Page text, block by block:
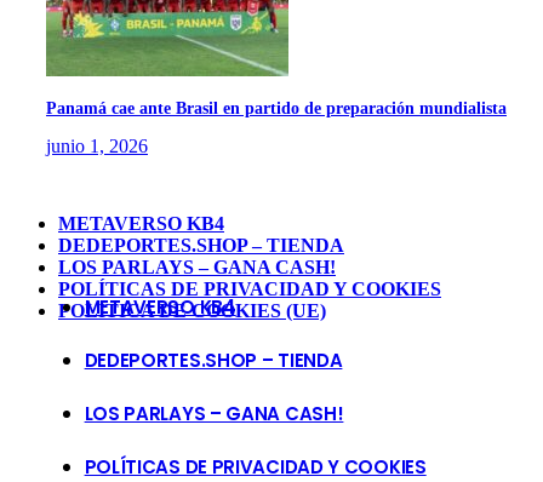
Panamá cae ante Brasil en partido de preparación mundialista
junio 1, 2026
METAVERSO KB4
DEDEPORTES.SHOP – TIENDA
LOS PARLAYS – GANA CASH!
POLÍTICAS DE PRIVACIDAD Y COOKIES
POLÍTICA DE COOKIES (UE)
METAVERSO KB4
DEDEPORTES.SHOP – TIENDA
LOS PARLAYS – GANA CASH!
POLÍTICAS DE PRIVACIDAD Y COOKIES